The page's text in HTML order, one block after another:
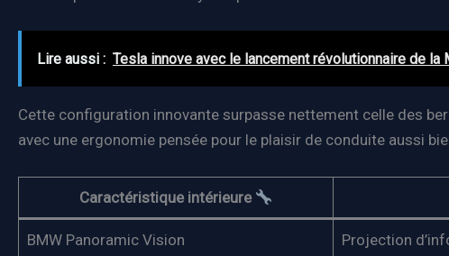
Lire aussi : Tesla innove avec le lancement révolutionnaire de la
Cette configuration innovante surpasse nettement celle des
avec une ergonomie pensée pour le plaisir de conduite aussi
Caractéristique intérieure
BMW Panoramic Vision Projection